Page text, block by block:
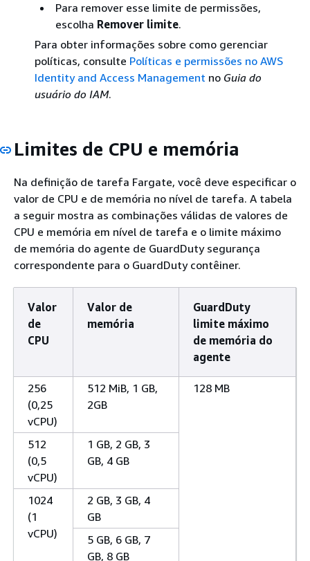
Para remover esse limite de permissões,
escolha Remover limite.
Para obter informações sobre como gerenciar
políticas, consulte Políticas e permissões no AWS
Identity and Access Management no Guia do
usuário do IAM.
Limites de CPU e memória
Na definição de tarefa Fargate, você deve especificar o
valor de CPU e de memória no nível de tarefa. A tabela
a seguir mostra as combinações válidas de valores de
CPU e memória em nível de tarefa e o limite máximo
de memória do agente de GuardDuty segurança
correspondente para o GuardDuty contêiner.
Valor
de
CPU
Valor de
memória
GuardDuty
limite máximo
de memória do
agente
256
(0,25
vCPU)
512 MiB, 1 GB,
2GB
128 MB
512
(0,5
vCPU)
1 GB, 2 GB, 3
GB, 4 GB
1024
(1
vCPU)
2 GB, 3 GB, 4
GB
5 GB, 6 GB, 7
GB, 8 GB